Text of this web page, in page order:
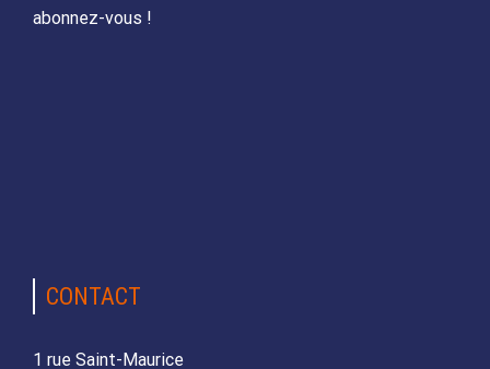
abonnez-vous !
CONTACT
1 rue Saint-Maurice